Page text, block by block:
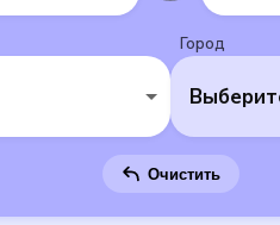
Город
Очистить